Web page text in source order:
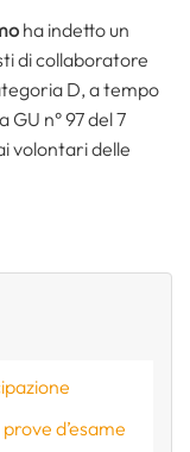
ha indetto un
di collaboratore
D, a tempo
n° 97 del 7
volontari delle
d’esame